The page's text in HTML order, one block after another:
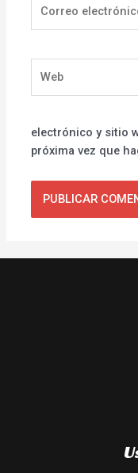
electrónico*
electrónico y sitio
próxima vez que